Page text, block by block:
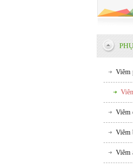
Viêm
Viêm
Viêm
Viêm